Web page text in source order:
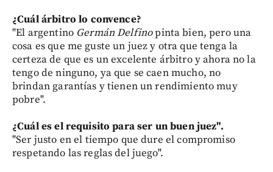
¿Cuál árbitro lo convence?
"El argentino Germán Delfinopinta bien, pero una
cosa es que me guste un juez y otra que tenga la
certeza de que es un excelente árbitro y ahora no la
tengo de ninguno, ya que se caen mucho, no
brindan garantías y tienen un rendimiento muy
pobre".
¿Cuál es el requisito para ser un buen juez".
"Ser justo en el tiempo que dure el compromiso
respetando las reglas del juego".